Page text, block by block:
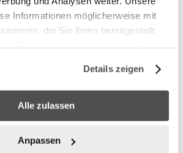
Informationen möglicherweise mit
die Sie ihnen bereitgestellt
Details zeigen
Alle zulassen
Anpassen
tous les produits Treefrog
de dimensions 15x100mm
galerie de toit Tree Frog à un